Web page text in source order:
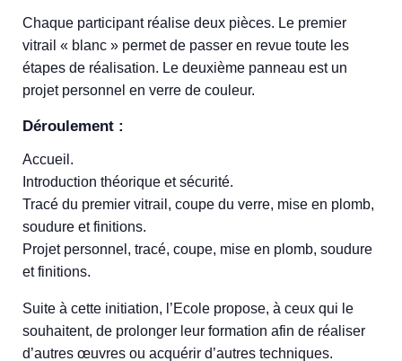
Chaque participant réalise deux pièces. Le premier
vitrail « blanc » permet de passer en revue toute les
étapes de réalisation. Le deuxième panneau est un
projet personnel en verre de couleur.
Déroulement :
Accueil.
Introduction théorique et sécurité.
Tracé du premier vitrail, coupe du verre, mise en plomb,
soudure et finitions.
Projet personnel, tracé, coupe, mise en plomb, soudure
et finitions.
Suite à cette initiation, l’Ecole propose, à ceux qui le
souhaitent, de prolonger leur formation afin de réaliser
d’autres œuvres ou acquérir d’autres techniques.